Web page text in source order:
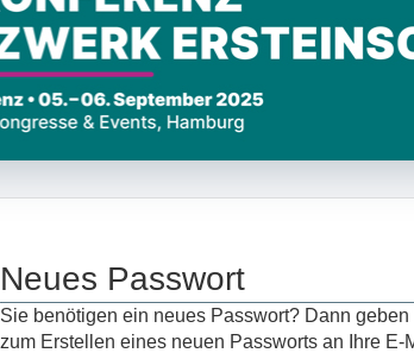
Neues Passwort
Sie benötigen ein neues Passwort? Dann
zum Erstellen eines neuen Passworts an Ihre E-